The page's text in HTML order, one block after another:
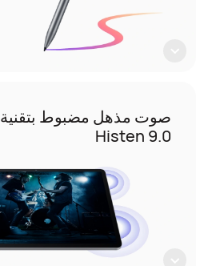
صوت مذهل مضبوط بتقنية
Histen 9.0